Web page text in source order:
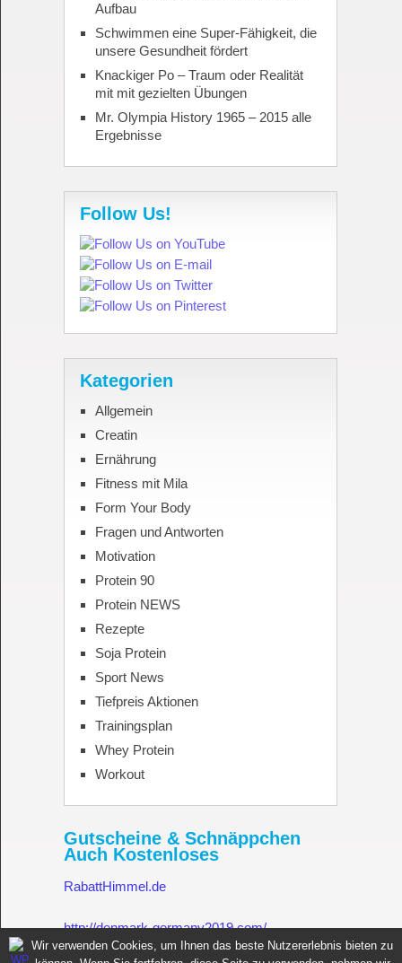
Aufbau
Schwimmen eine Super-Fähigkeit, die
unsere Gesundheit fördert
Knackiger Po – Traum oder Realität
mit mit gezielten Übungen
Mr. Olympia History 1965 – 2015 alle
Ergebnisse
Follow Us!
Kategorien
Allgemein
Creatin
Ernährung
Fitness mit Mila
Form Your Body
Fragen und Antworten
Motivation
Protein 90
Protein NEWS
Rezepte
Soja Protein
Sport News
Tiefpreis Aktionen
Trainingsplan
Whey Protein
Workout
Gutscheine & Schnäppchen
Auch Kostenloses
RabattHimmel.de
http://denmark-germany2019.com/
Wir verwenden Cookies, um Ihnen das beste Nutzererlebnis bieten zu